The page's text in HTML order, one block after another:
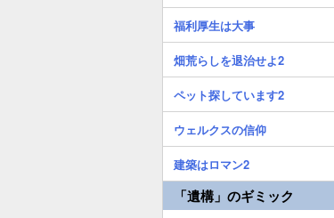
福利厚生は大事
畑荒らしを退治せよ2
ペット探しています2
ウェルクスの信仰
建築はロマン2
「遺構」のギミック